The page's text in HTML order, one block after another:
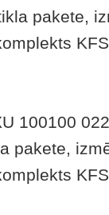
pakete,
100100
pakete,